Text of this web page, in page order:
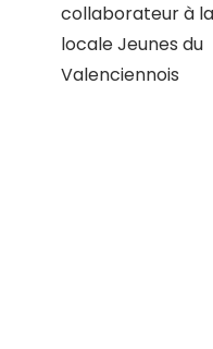
collaborateur à
locale Jeunes du
Valenciennois